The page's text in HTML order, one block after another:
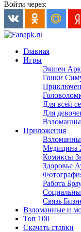
Войти через:
Главная
Игры
Экшен
Гонки
Для всей
Для
Приложения
Медицина
Комиксы
Здоровье
Работа
Связь
Взломанные и
Топ 100
Скачать ставки